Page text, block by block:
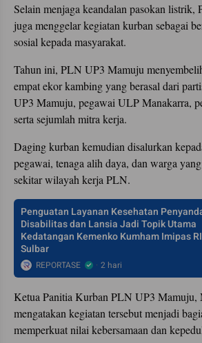
Selain menjaga keandalan pasokan
juga menggelar kegiatan kurban sebagai
sosial kepada masyarakat.
Tahun ini, PLN UP3 Mamuju
empat ekor kambing yang berasal dari
UP3 Mamuju, pegawai ULP Manakarra,
serta sejumlah mitra kerja.
Daging kurban kemudian disalurkan
pegawai, tenaga alih daya, dan warga
sekitar wilayah kerja PLN.
Penguatan Layanan Kesehatan
Disabilitas dan Lansia Jadi Topik Utama
Kedatangan Kemenko Kumham Imipas
Sulbar
REPORTASE 2 hari
Ketua Panitia Kurban PLN UP3 Mamuju,
mengatakan kegiatan tersebut menjadi
memperkuat nilai kebersamaan dan